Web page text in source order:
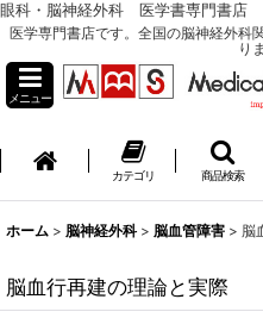
眼科・脳神経外科 医学書専門書店
医学専門書店です。全国の脳神経外科
り
メニュー
カテゴリ 商品検索
ホーム > 脳神経外科 > 脳血管障害 > 脳
脳血行再建の理論と実際